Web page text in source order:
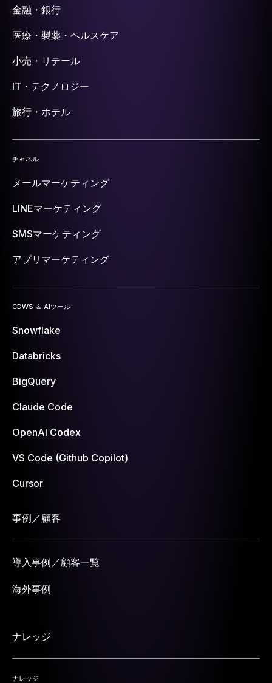
金融・銀行
医療・製薬・ヘルスケア
小売・リテール
IT・テクノロジー
旅行・ホテル
チャネル
メールマーケティング
LINEマーケティング
SMSマーケティング
アプリマーケティング
CDWS ＆ AIツール
Snowflake
Databricks
BigQuery
Claude Code
OpenAI Codex
VS Code (Github Copilot)
Cursor
事例／顧客
導入事例／顧客一覧
海外事例
ナレッジ
ナレッジ